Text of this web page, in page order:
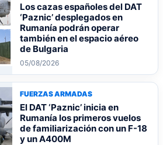
Los cazas españoles del DAT
‘Paznic’ desplegados en
Rumanía podrán operar
también en el espacio aéreo
de Bulgaria
05/08/2026
FUERZAS ARMADAS
El DAT ‘Paznic’ inicia en
Rumanía los primeros vuelos
de familiarización con un F-18
y un A400M